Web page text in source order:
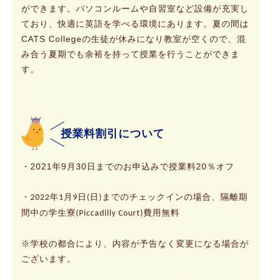
ができます。パソコンルームや自習室など設備が充実し
ており、快適に英語を学べる環境にあります。夏の間は
CATS Collegeの生徒が休みになり教室が空くので、混
み合う夏期でも余裕を持って授業を行うことができま
す。
授業料割引について
・2021年9月30日までのお申込みで授業料20％オフ
・2022年1月9日(日)までのチェックインの場合、隔離期
間中の学生寮(Piccadilly Court)費用無料
※学校の都合により、内容が予告なく変更になる場合が
ございます。